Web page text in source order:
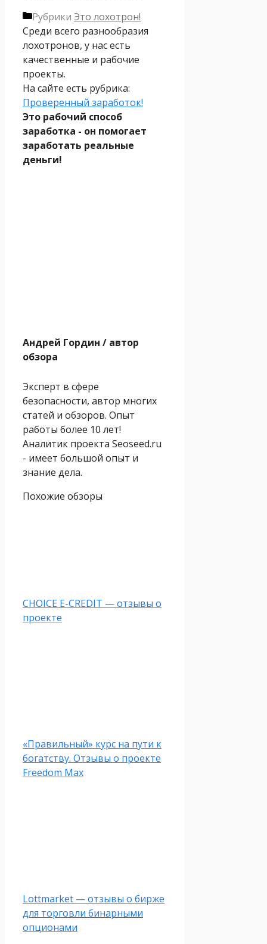
Рубрики Это лохотрон!
Среди всего разнообразия
лохотронов, у нас есть
качественные и рабочие
проекты.
На сайте есть рубрика:
Проверенный заработок!
Это рабочий способ
заработка - он помогает
заработать реальные
деньги!
Андрей Гордин / автор
обзора
Эксперт в сфере
безопасности, автор многих
статей и обзоров. Опыт
работы более 10 лет!
Аналитик проекта Seoseed.ru
- имеет большой опыт и
знание дела.
Похожие обзоры
CHOICE E-CREDIT — отзывы о
проекте
«Правильный» курс на пути к
богатству. Отзывы о проекте
Freedom Max
Lottmarket — отзывы о бирже
для торговли бинарными
опционами